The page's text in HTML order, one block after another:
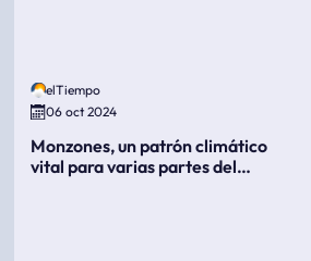
elTiempo
06 oct 2024
Monzones, un patrón climático
vital para varias partes del